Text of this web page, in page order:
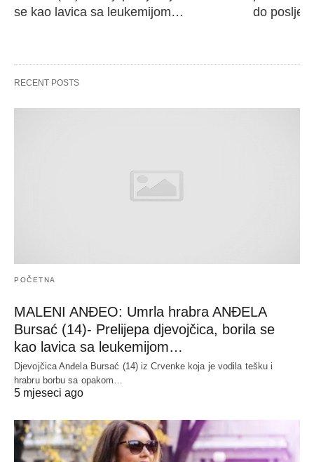
se kao lavica sa leukemijom…
do
RECENT POSTS
POČETNA
MALENI ANĐEO: Umrla hrabra ANĐELA
Bursać (14)- Prelijepa djevojčica, borila se
kao lavica sa leukemijom…
Djevojčica Anđela Bursać (14) iz Crvenke koja je vodila tešku i
hrabru borbu sa opakom…
5 mjeseci ago